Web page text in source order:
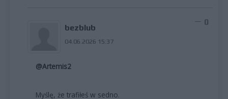
bezblub
04.06.2026 15:37
0
@Artemis2
Myślę, że trafiłeś w sedno.